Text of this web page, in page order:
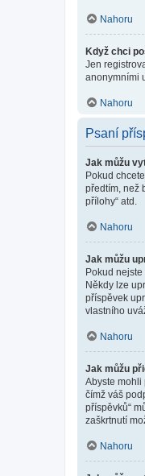
Nahoru
Když chci
Jen
anonymními
Nahoru
Psaní
Jak můžu
Pokud
předtím, než
přílohy“ atd.
Nahoru
Jak můžu
Pokud
Někdy lze
příspěvek
vlastního
Nahoru
Jak můžu
Abyste mohli
čímž váš
příspěvků“
zaškrtnutí
Nahoru